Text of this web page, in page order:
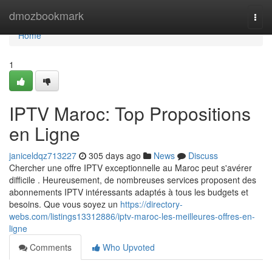
dmozbookmark
Home
Home
1
IPTV Maroc: Top Propositions
en Ligne
janiceldqz713227 305 days ago News
Discuss
Chercher une offre IPTV exceptionnelle au Maroc peut s'avérer
difficile . Heureusement, de nombreuses services proposent des
abonnements IPTV intéressants adaptés à tous les budgets et
besoins. Que vous soyez un https://directory-
webs.com/listings13312886/iptv-maroc-les-meilleures-offres-en-
ligne
Comments
Who Upvoted